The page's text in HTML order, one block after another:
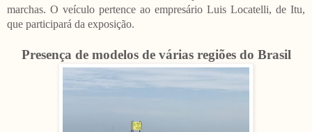
marchas. O veículo pertence ao empresário Luis Locatelli, de Itu,
que participará da exposição.
Presença de modelos de várias regiões do Brasil